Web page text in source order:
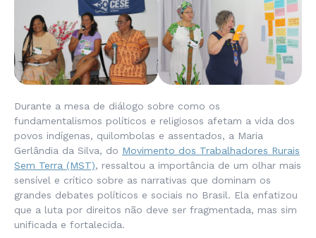
Durante a mesa de diálogo sobre como os
fundamentalismos políticos e religiosos afetam a vida dos
povos indígenas, quilombolas e assentados, a Maria
Gerlândia da Silva, do Movimento dos Trabalhadores Rurais
Sem Terra (MST), ressaltou a importância de um olhar mais
sensível e crítico sobre as narrativas que dominam os
grandes debates políticos e sociais no Brasil. Ela enfatizou
que a luta por direitos não deve ser fragmentada, mas sim
unificada e fortalecida.